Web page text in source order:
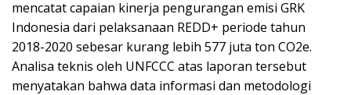
mencatat capaian kinerja pengurangan emisi GRK
Indonesia dari pelaksanaan REDD+ periode tahun
2018-2020 sebesar kurang lebih 577 juta ton CO2e.
Analisa teknis oleh UNFCCC atas laporan tersebut
menyatakan bahwa data informasi dan metodologi